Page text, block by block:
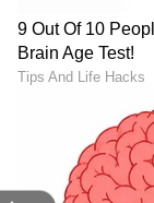
ಸುದ್ದಿಗಳು
ಸುವರ್ಣ
ಸಿನಿಮಾ
ತಾರೆಯರ
ತೆರೆಮರೆಯ